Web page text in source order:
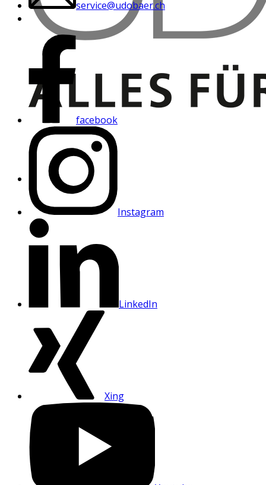
service@udobaer.ch
facebook
Instagram
LinkedIn
Xing